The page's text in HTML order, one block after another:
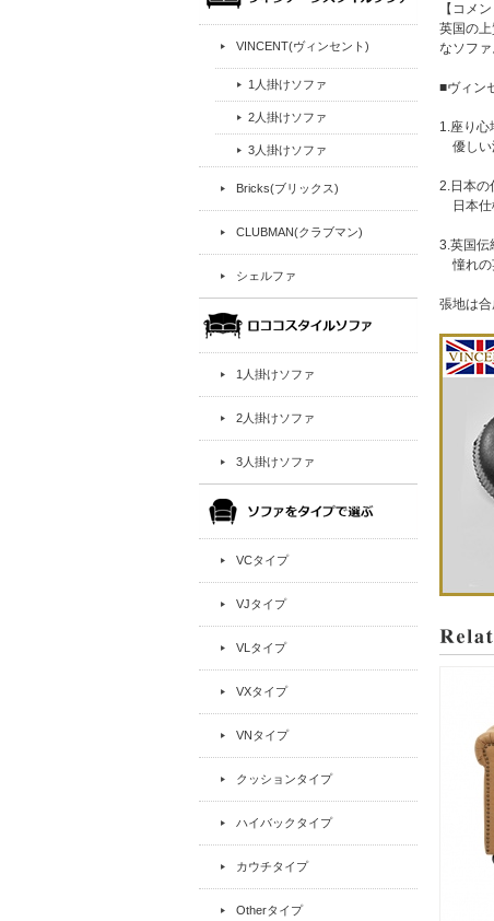
VINCENT(ヴィンセント)
1人掛けソファ
2人掛けソファ
3人掛けソファ
Bricks(ブリックス)
CLUBMAN(クラブマン)
シェルファ
1人掛けソファ
2人掛けソファ
3人掛けソファ
VCタイプ
VJタイプ
VLタイプ
VXタイプ
VNタイプ
クッションタイプ
ハイバックタイプ
カウチタイプ
Otherタイプ
【コメン
英国の
なソファ
■ヴィン
1.座り心
優しい
2.日本の
日本仕
3.英国伝
憧れの
張地は合